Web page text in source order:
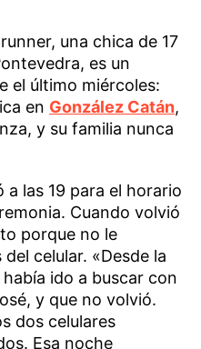
una chica de 17
es un
el último miércoles:
en González Catán,
y su familia nunca
a las 19 para el horario
Cuando volvió
porque no le
celular. «Desde la
ido a buscar con
y que no volvió.
dos celulares
Esa noche